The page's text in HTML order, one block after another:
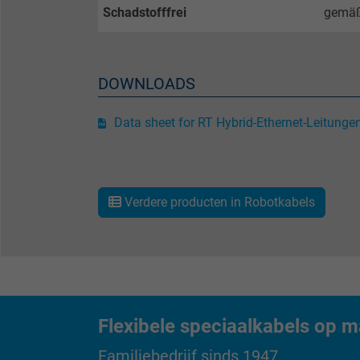
Vendor
Vendor
Schadstofffrei
DOWNLOADS
Data sheet for RT Hybrid-Ethernet-
Verdere producten in Robotkabels
Flexibele speciaalkabels op